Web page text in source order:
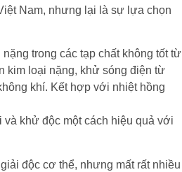
Nam, nhưng lại là sự lựa chọn
trong các tạp chất không tốt từ
kim loại nặng, khử sóng điện từ
khí. Kết hợp với nhiệt hồng
và khử độc một cách hiệu quả với
độc cơ thể, nhưng mất rất nhiều